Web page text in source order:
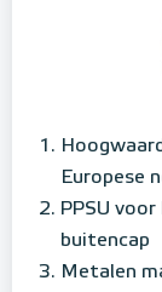
Europese
PPSU
buitencap
Metalen